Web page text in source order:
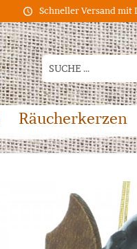
Schneller Versand mit
Räucherkerzen